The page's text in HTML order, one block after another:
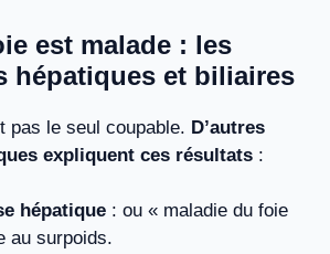
est malade : les
hépatiques et biliaires
pas le seul coupable. D’autres
expliquent ces résultats :
hépatique : ou « maladie du foie
au surpoids.